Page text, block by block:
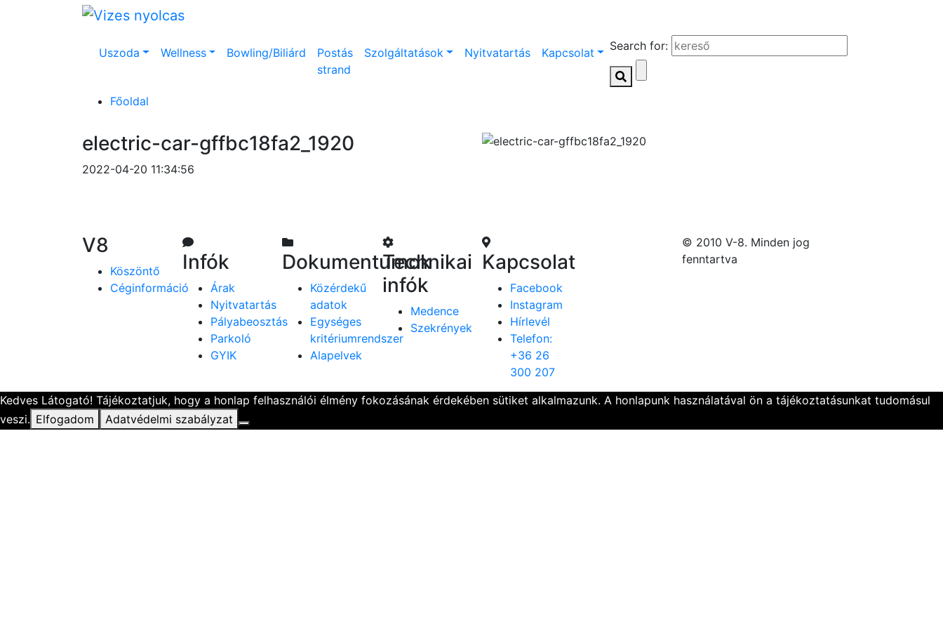
Uszoda Wellness Bowling/Biliárd
Postás
strand
Szolgáltatások Nyitvatartás Kapcsolat Search for:
Főoldal
electric-car-gffbc18fa2_1920
2022-04-20 11:34:56
V8
Köszöntő
Céginformáció
Infók
Árak
Nyitvatartás
Pályabeosztás
Parkoló
GYIK
Dokumentumok
Közérdekű
adatok
Egységes
kritériumrendszer
Alapelvek
Technikai
infók
Medence
Szekrények
Kapcsolat
Facebook
Instagram
Hírlevél
Telefon:
+36 26
300 207
© 2010 V-8. Minden jog
fenntartva
Kedves Látogató! Tájékoztatjuk, hogy a honlap felhasználói élmény fokozásának érdekében sütiket alkalmazunk. A honlapunk használatával ön a tájékoztatásunkat tudomásul
veszi. Elfogadom Adatvédelmi szabályzat